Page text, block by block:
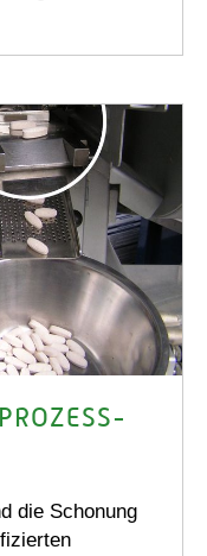
die Schonung